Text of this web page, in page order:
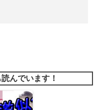
んでいます！